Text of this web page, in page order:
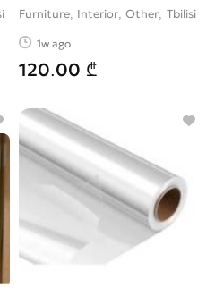
Furniture, Interior, Other Tbilisi
1w ago
120.00 ₾